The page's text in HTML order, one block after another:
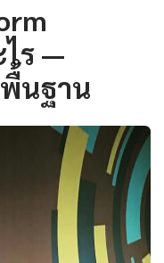
ร —
นฐาน